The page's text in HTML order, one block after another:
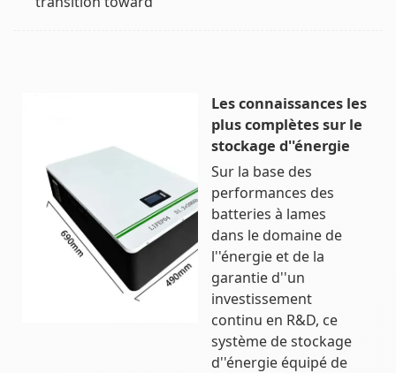
Les connaissances les
plus complètes sur le
stockage d''énergie
Sur la base des
performances des
batteries à lames
dans le domaine de
l''énergie et de la
garantie d''un
investissement
continu en R&D, ce
système de stockage
d''énergie équipé de